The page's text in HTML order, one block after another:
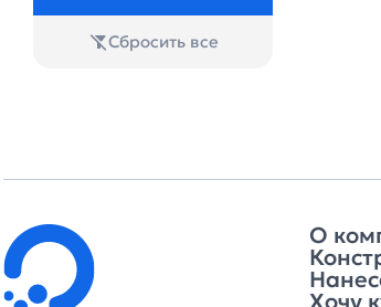
Сбросить все
О